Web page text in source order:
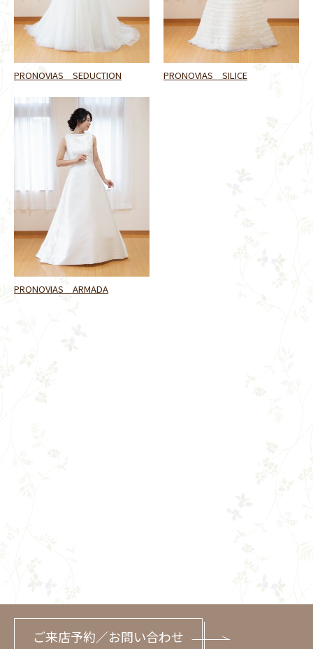
PRONOVIAS SEDUCTION PRONOVIAS SILICE
PRONOVIAS ARMADA
ご来店予約／お問い合わせ